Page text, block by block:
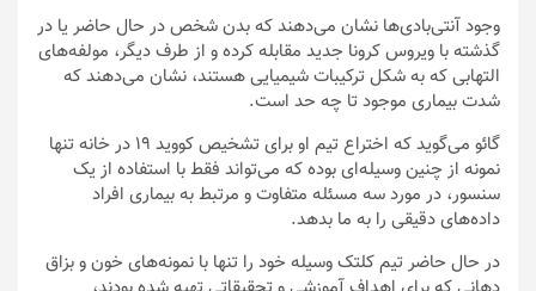
وجود آنتی‌بادی‌ها نشان می‌دهند که بدن شخص در حال حاضر یا در
گذشته با ویروس کرونا جدید مقابله کرده و از طرف دیگر، مولفه‌های
التهابی که به شکل ترکیبات شیمیایی هستند، نشان می‌دهند که
شدت بیماری موجود تا چه حد است.
گائو می‌گوید که اختراع تیم او برای تشخیص کووید ۱۹ در خانه تنها
نمونه از چنین وسیله‌ای بوده که می‌تواند فقط با استفاده از یک
سنسور، در مورد سه مسئله متفاوت و مرتبط به بیماری افراد
داده‌های دقیقی را به ما بدهد.
در حال حاضر تیم کلتک وسیله خود را تنها با نمونه‌های خون و بزاق